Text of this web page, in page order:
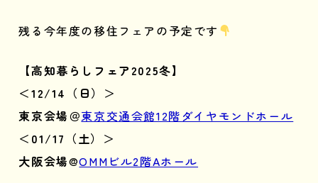
残る今年度の移住フェアの予定です
【高知暮らしフェア2025冬】
＜12/14（日） ＞
東京会場＠東京交通会館12階ダイヤモンドホール
＜ 01/17（土） ＞
大阪会場@OMMビル2階Aホール